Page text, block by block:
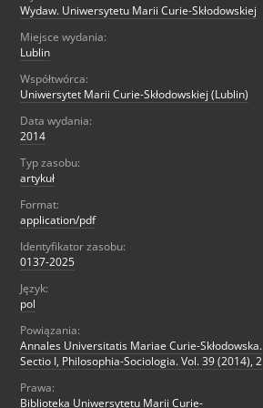
Wydaw. Uniwersytetu Marii Curie-Skłodowskiej
Miejsce wydania:
Lublin
Współtwórca:
Uniwersytet Marii Curie-Skłodowskiej (Lublin)
Data wydania:
2014
Typ zasobu:
artykuł
Format:
application/pdf
Identyfikator zasobu:
0137-2025
Język:
pol
Powiązania:
Annales Universitatis Mariae Curie-Skłodowska.
Sectio I, Philosophia-Sociologia. Vol. 39 (2014), 2
Prawa:
Biblioteka Uniwersytetu Marii Curie-